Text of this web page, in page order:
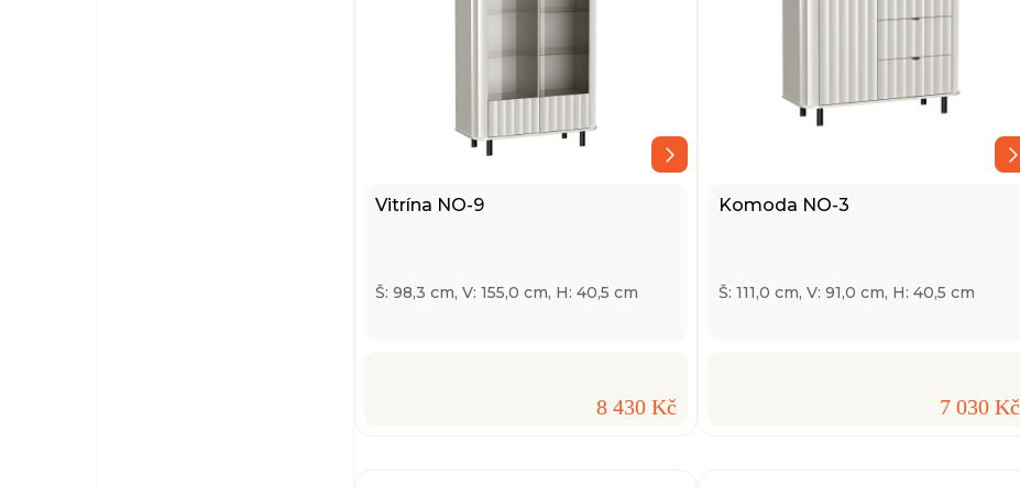
Vitrína NO-9
Š: 98,3 cm, V: 155,0 cm, H: 40,5 cm
8 430 Kč
Komoda NO-3
Š: 111,0 cm, V: 91,0 cm, H: 40,5 cm
7 030 Kč